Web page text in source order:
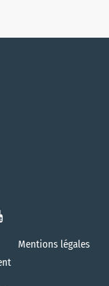
Mentions légales